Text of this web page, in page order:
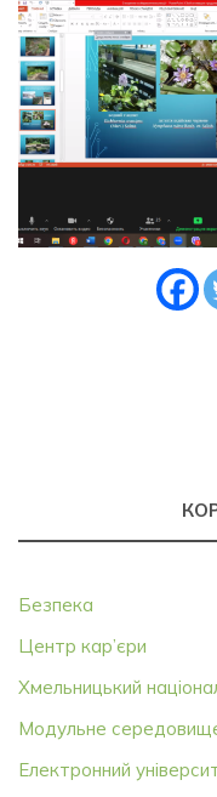
Безпека
Центр кар’єри
Хмельницький
Модульне
Електронний